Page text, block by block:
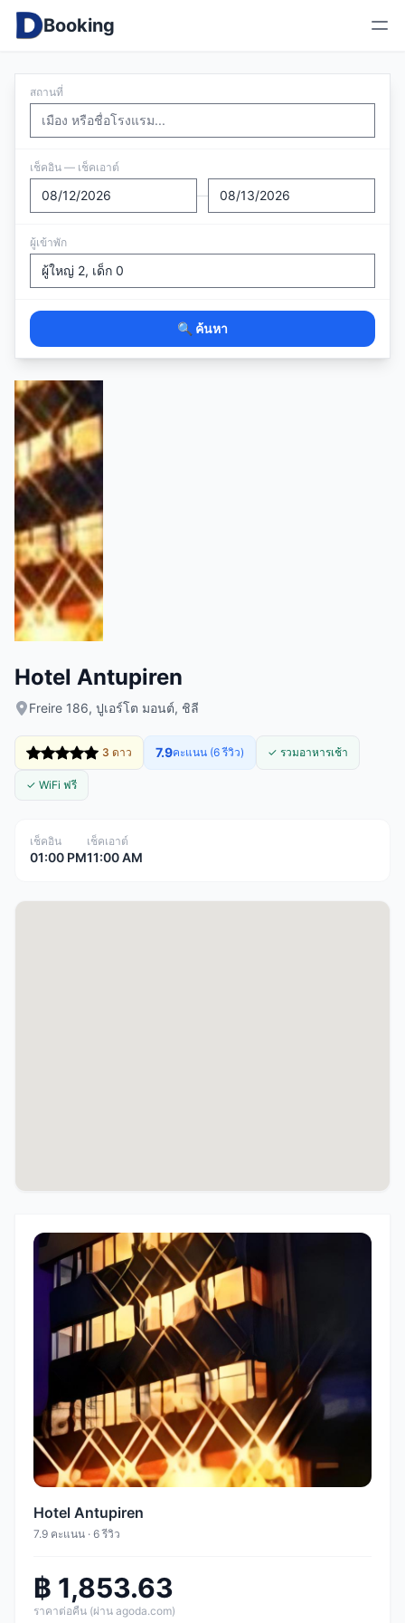
Booking
สถานที่
เช็คอิน — เช็คเอาต์
—
ผู้เข้าพัก
🔍 ค้นหา
Hotel Antupiren
Freire 186, ปูเอร์โต มอนต์, ชิลี
3 ดาว 7.9คะแนน (6 รีวิว) ✓ รวมอาหารเช้า
✓ WiFi ฟรี
เช็คอิน
01:00 PM
เช็คเอาต์
11:00 AM
Hotel Antupiren
7.9 คะแนน · 6 รีวิว
฿ 1,853.63
ราคาต่อคืน (ผ่าน agoda.com)